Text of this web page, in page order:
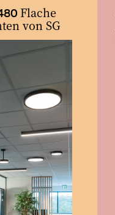
Flache
von SG